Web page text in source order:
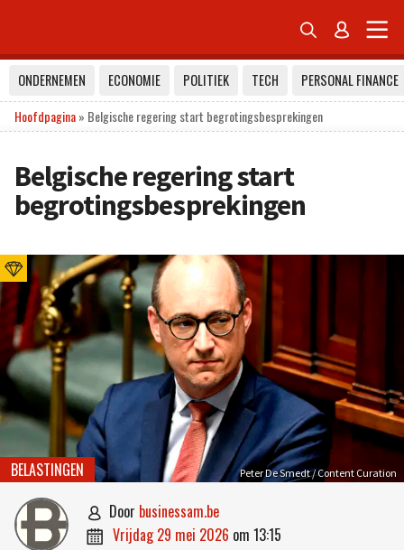
 
ONDERNEMEN ECONOMIE POLITIEK TECH
PERSONAL FINANCE
Hoofdpagina» Belgische regering start begrotingsbesprekingen
Belgische regering start
begrotingsbesprekingen
Peter De Smedt / Content Curation
BELASTINGEN
 door businessam.be
 vrijdag 29 mei 2026 om 13:15